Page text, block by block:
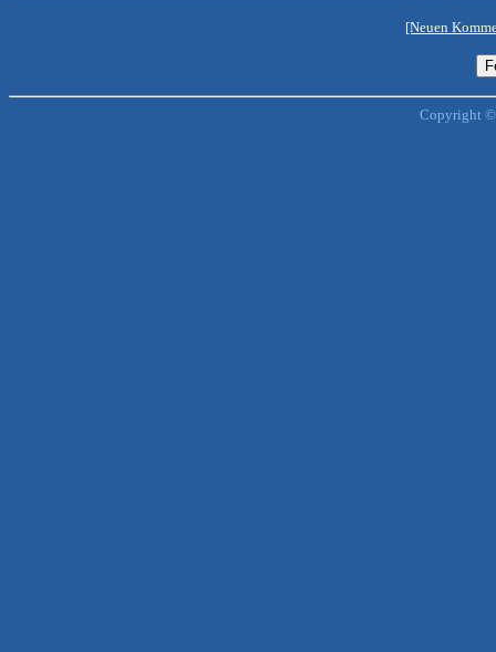
[Neuen
Copyright ©